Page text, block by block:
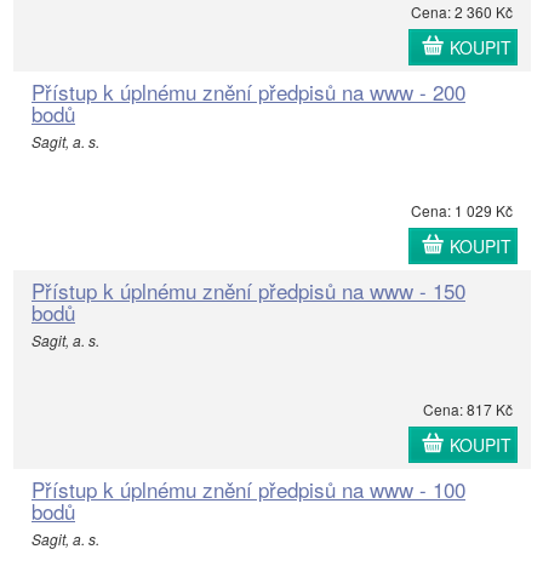
Cena: 2 360 Kč
KOUPIT
Přístup k úplnému znění předpisů na www - 200
bodů
Sagit, a. s.
Cena: 1 029 Kč
KOUPIT
Přístup k úplnému znění předpisů na www - 150
bodů
Sagit, a. s.
Cena: 817 Kč
KOUPIT
Přístup k úplnému znění předpisů na www - 100
bodů
Sagit, a. s.